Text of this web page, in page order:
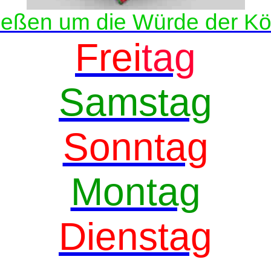
um die Würde der
Freitag
Samstag
Sonntag
Montag
Dienstag